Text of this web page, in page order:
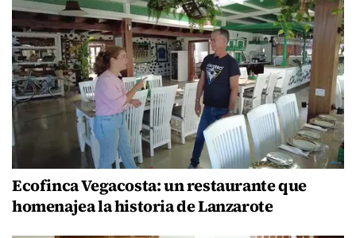
Ecofinca Vegacosta: un restaurante que
homenajea la historia de Lanzarote